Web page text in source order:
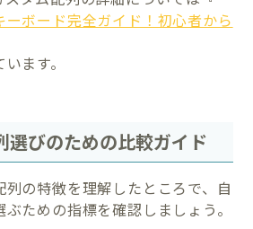
ボード完全ガイド！初心者から
ます。
選びのための比較ガイド
の特徴を理解したところで、自
ための指標を確認しましょう。